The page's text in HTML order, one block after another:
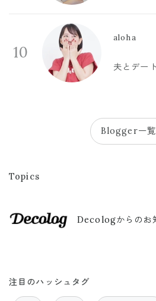
10
aloha
夫とデー
Blogger一
Topics
Decologからのお
注目のハッシュタグ